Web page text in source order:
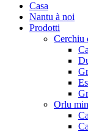
Casa
Nantu à noi
Prodotti
Cerchiu
Orlu